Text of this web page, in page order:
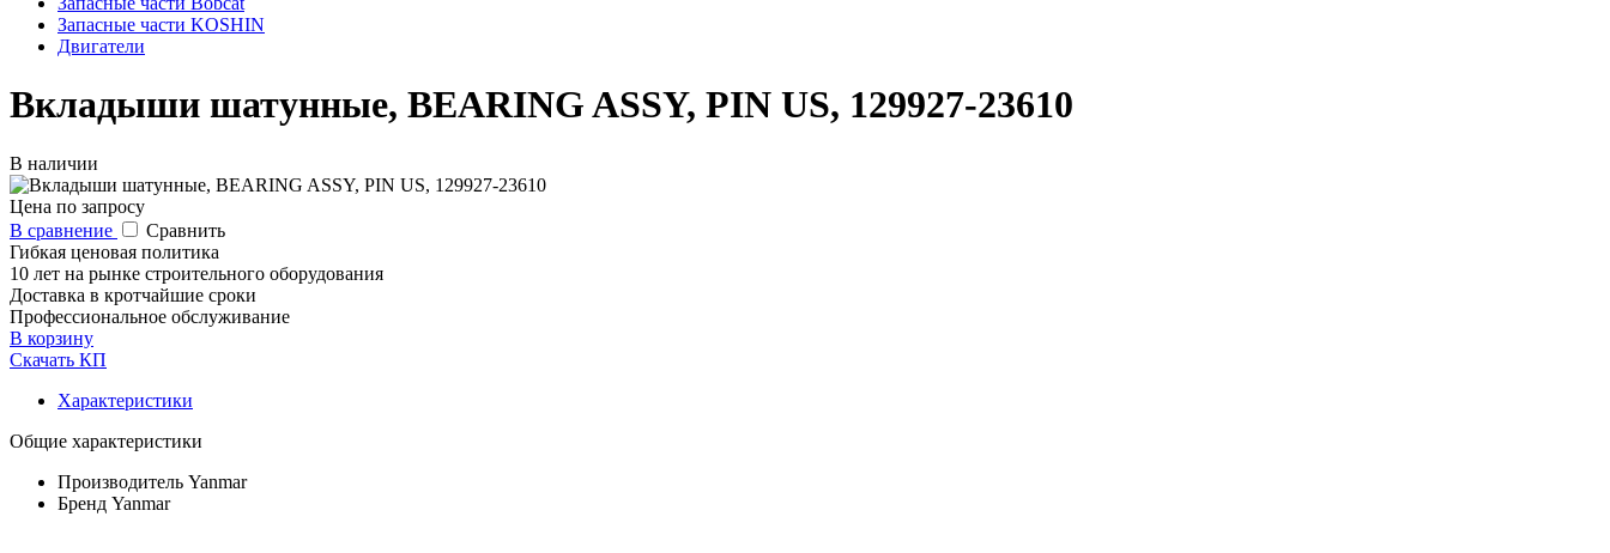
Запасные части KOSHIN
Двигатели
Вкладыши шатунные, BEARING ASSY, PIN US, 129927-23610
В наличии
Цена по запросу
В сравнение
Сравнить
Гибкая ценовая политика
10 лет на рынке строительного оборудования
Доставка в кротчайшие сроки
Профессиональное обслуживание
В корзину
Скачать КП
Характеристики
Общие характеристики
Производитель Yanmar
Бренд Yanmar